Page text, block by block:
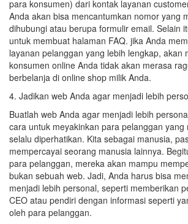
para konsumen) dari kontak layanan
Anda akan bisa mencantumkan nomor yang
dihubungi atau berupa formulir email. Selain
untuk membuat halaman FAQ. jika Anda
layanan pelanggan yang lebih lengkap, akan
konsumen online Anda tidak akan merasa
berbelanja di online shop milik Anda.
4. Jadikan web Anda agar menjadi lebih
Buatlah web Anda agar menjadi lebih
cara untuk meyakinkan para pelanggan yang
selalu diperhatikan. Kita sebagai manusia,
mempercayai seorang manusia lainnya.
para pelanggan, mereka akan mampu
bukan sebuah web. Jadi, Anda harus bisa
menjadi lebih personal, seperti memberikan
CEO atau pendiri dengan informasi seperti
oleh para pelanggan.